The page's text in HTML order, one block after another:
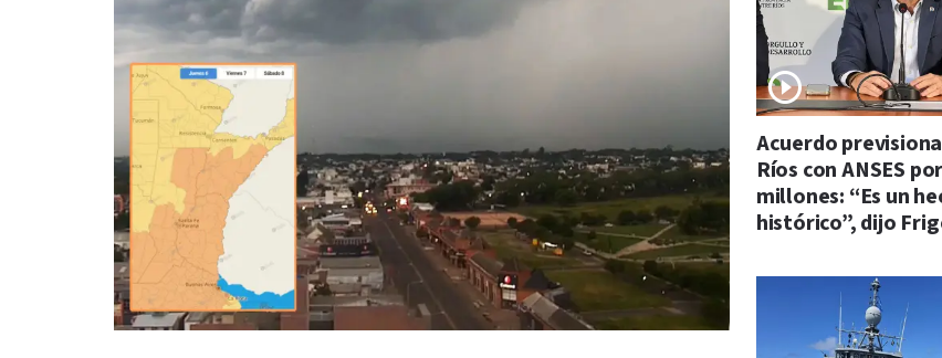
Acuerdo
Ríos con ANSES
millones: “Es un
histórico”, dijo